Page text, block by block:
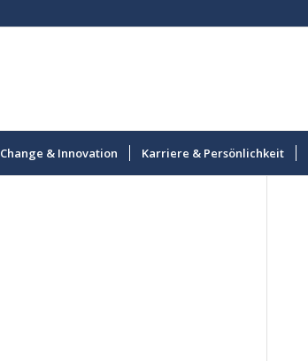
Change & Innovation Karriere & Persönlichkeit